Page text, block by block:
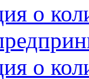
о
о